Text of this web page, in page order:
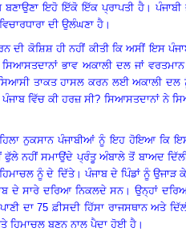
ਬਣਾਉਣਾ ਇਹੋ ਇੱਕੋ ਇੱਕ ਪ੍ਰਾਪਤੀ ਹੈ। ਪੰਜਾਬੀ
ਵਿਚਾਰਧਾਰਾ ਦੀ ਉਲੰਘਣਾ ਹੈ ।
ਦੀ ਕੋਸ਼ਿਸ਼ ਹੀ ਨਹੀਂ ਕੀਤੀ ਕਿ ਅਸੀਂ ਇਸ
ਸਿਆਸਤਦਾਨਾਂ ਭਾਵ ਅਕਾਲੀ ਦਲ ਜਾਂ ਵਰਤਮਾਨ
ਤਾਕਤ ਹਾਸਲ ਕਰਨ ਲਈ ਅਕਾਲੀ ਦਲ
ਪੰਜਾਬ ਵਿੱਚ ਕੀ ਹਰਜ਼ ਸੀ? ਸਿਆਸਤਦਾਨਾਂ ਨੇ
ਨੁਕਸਾਨ ਪੰਜਾਬੀਆਂ ਨੂੰ ਇਹ ਹੋਇਆ ਕਿ
ਫੁੱਲੇ ਨਹੀਂ ਸਮਾਉਂਦੇ ਪ੍ਰੰਤੂ ਅੰਬਾਲੇ ਤੋਂ ਬਾਅਦ
ਹਿਮਾਚਲ ਨੂੰ ਦੇ ਦਿੱਤੇ। ਪੰਜਾਬ ਦੇ ਪਿੰਡਾਂ ਨੂੰ ਉਜਾੜ ਕੇ
ਦੇ ਸਾਰੇ ਦਰਿਆ ਨਿਕਲਦੇ ਸਨ।ਉਨ੍ਹਾਂ
ਪਾਣੀ ਦਾ75 ਫ਼ੀਸਦੀ ਹਿੱਸਾ ਰਾਜਸਥਾਨ ਅਤੇ
ਹਿਮਾਚਲ ਬਣਨ ਨਾਲ ਪੈਦਾ ਹੋਈ ਹੈ ।